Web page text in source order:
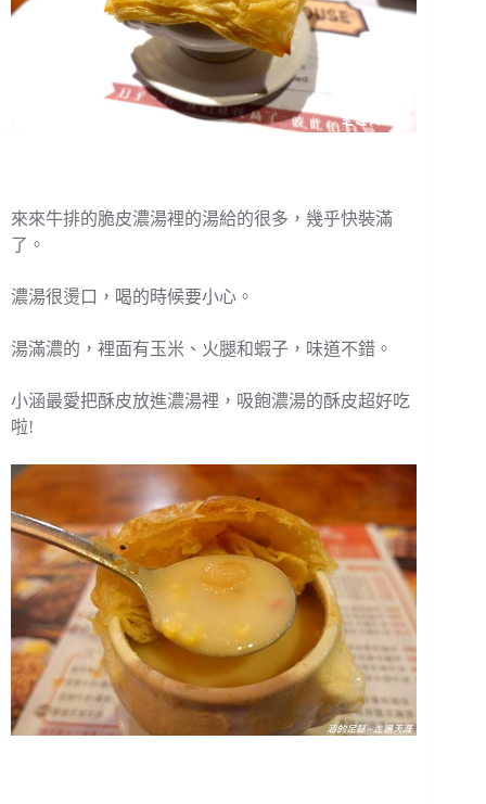
來來牛排的脆皮濃湯裡的湯給的很多，幾乎快裝滿
了。
濃湯很燙口，喝的時候要小心。
湯滿濃的，裡面有玉米、火腿和蝦子，味道不錯。
小涵最愛把酥皮放進濃湯裡，吸飽濃湯的酥皮超好吃
啦!